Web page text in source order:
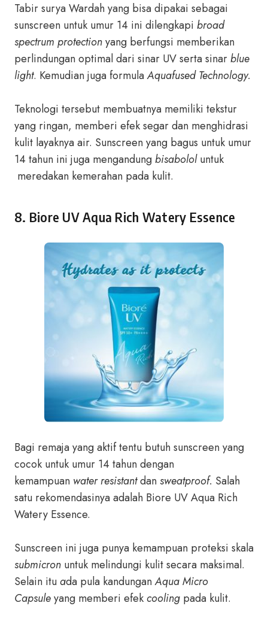
Tabir surya Wardah yang bisa dipakai sebagai
sunscreen untuk umur 14 ini dilengkapi broad
spectrum protectionyang berfungsi memberikan
perlindungan optimal dari sinar UV serta sinarblue
light. Kemudian juga formulaAquafused Technology.
Teknologi tersebut membuatnya memiliki tekstur
yang ringan, memberi efek segar dan menghidrasi
kulit layaknya air. Sunscreen yang bagus untuk umur
14 tahun ini juga mengandungbisabololuntuk
meredakan kemerahan pada kulit.
8. Biore UV Aqua Rich Watery Essence
Bagi remaja yang aktif tentu butuh sunscreen yang
cocok untuk umur 14 tahun dengan
kemampuan water resistantdansweatproof. Salah
satu rekomendasinya adalah Biore UV Aqua Rich
Watery Essence.
Sunscreen ini juga punya kemampuan proteksi skala
submicron untuk melindungi kulit secara maksimal.
Selain ituada pula kandunganAqua Micro
Capsuleyang memberi efekcooling pada kulit.